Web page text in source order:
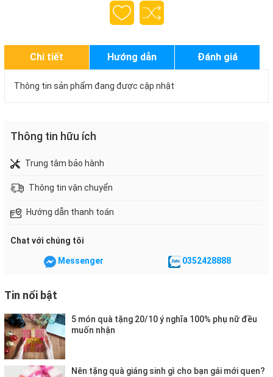
Chi tiết Hướng dẫn Đánh giá
Thông tin sản phẩm đang được cập nhật
Thông tin hữu ích
Trung tâm bảo hành
Thông tin vận chuyển
Hướng dẫn thanh toán
Chat với chúng tôi
Messenger 0352428888
Tin nổi bật
5 món quà tặng 20/10 ý nghĩa 100% phụ nữ đều
muốn nhận
Nên tặng quà giáng sinh gì cho bạn gái mới quen?